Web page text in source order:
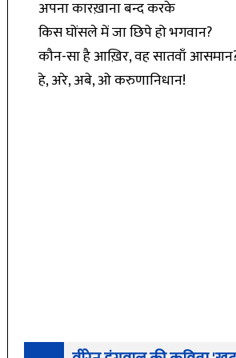
अपना कारख़ाना बन्द करके
किस घोंसले में जा छिपे हो भगवान?
कौन-सा है आख़िर, वह सातवाँ
हे, अरे, अबे, ओ करुणानिधान!